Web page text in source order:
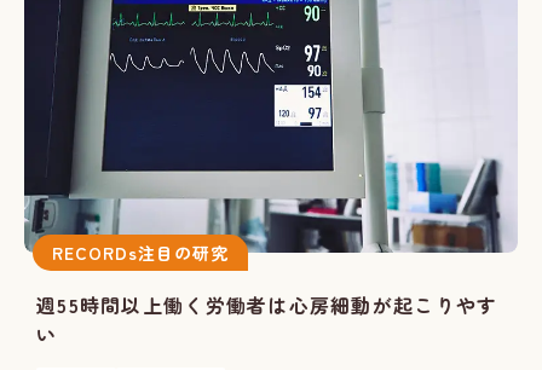
RECORDs注目の研究
週55時間以上働く労働者は心房細動が起こりやす
い